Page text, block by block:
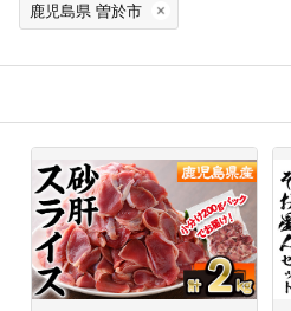
鹿児島県 曽於市